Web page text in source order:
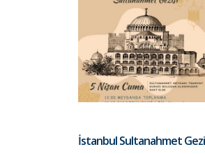
İstanbul Sultanahmet